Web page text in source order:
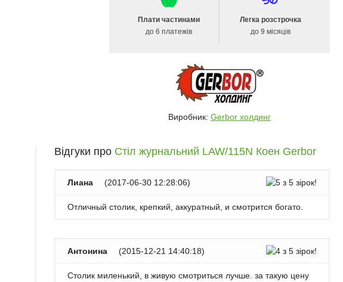
Плати частинами
до 6 платежів
Легка розстрочка
до 9 місяців
Виробник: Gerbor холдинг
Відгуки про Стіл журнальний LAW/115N Коен Gerbor
Лиана (2017-06-30 12:28:06)
Отличный столик, крепкий, аккуратный, и смотрится богато.
Антонина (2015-12-21 14:40:18)
Столик миленький, в живую смотриться лучше. за такую цену